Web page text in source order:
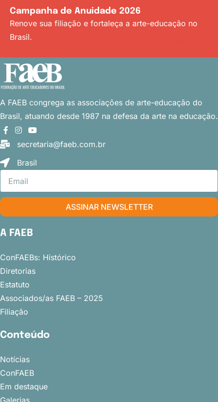
Campanha de Anuidade 2026
Renove sua filiação e fortaleça a arte-educação no
Brasil.
A FAEB congrega as associações de arte-educação do
Brasil, atuando desde 1987 na defesa da arte na educação.
secretaria@faeb.com.br
Brasil
ASSINAR NEWSLETTER
A FAEB
ConFAEBs: Histórico
Diretorias
Estatuto
Associados/as FAEB – 2025
Filiação
Conteúdo
Notícias
ConFAEB
Em destaque